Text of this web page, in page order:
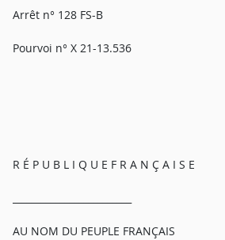
Arrêt n° 128 FS-B
Pourvoi n° X 21-13.536
R É P U B L I Q U E F R A N Ç A I S E
AU NOM DU PEUPLE FRANÇAIS